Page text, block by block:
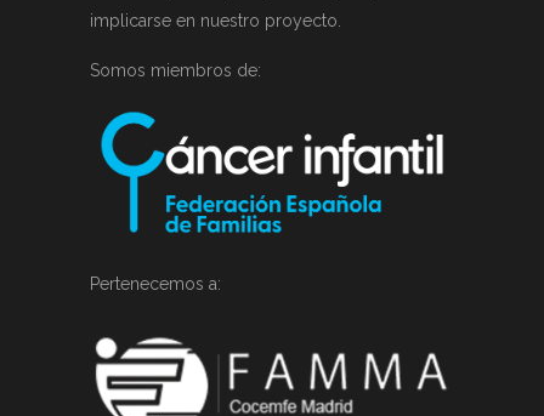
implicarse en nuestro proyecto.
Somos miembros de:
Pertenecemos a: